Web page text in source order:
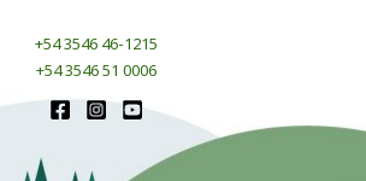
+54 3546 46-1215
+54 3546 51 0006